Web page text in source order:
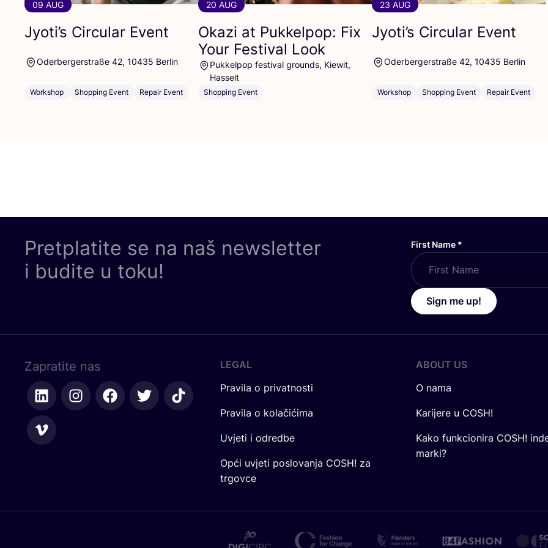
09 AUG
Jyoti’s Circular Event
Oderbergerstraße 42, 10435 Berlin
Workshop Shopping Event Repair Event
20 AUG
Okazi at Pukkelpop: Fix
Your Festival Look
Pukkelpop festival grounds, Kiewit,
Hasselt
Shopping Event
23 AUG
Jyoti’s Circular Event
Oderbergerstraße 42, 10435 Berlin
Workshop Shopping Event Repair Event
Pretplatite se na naš newsletter
i budite u toku!
First Name *
Sign me up!
Zapratite nas
LEGAL
Pravila o privatnosti
Pravila o kolačićima
Uvjeti i odredbe
Opći uvjeti poslovanja COSH! za
trgovce
ABOUT US
O nama
Karijere u COSH!
Kako funkcionira COSH!
marki?